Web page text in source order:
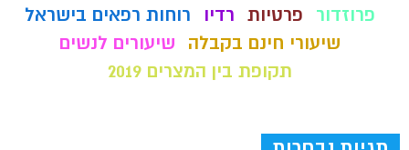
פרוזדור
פרטיות רדיו
רוחות רפאים בישראל
שיעורי חינם בקבלה
שיעורים לנשים
תקופת בין המצרים 2019